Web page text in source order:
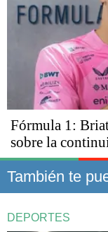
Fórmula 1:
sobre la
También te
DEPORTES